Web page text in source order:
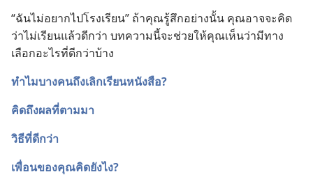
“ฉัน​ไม่​อยาก​ไป​โรง​เรียน” ถ้า​คุณ​รู้สึก​อย่าง​นั้น คุณ​อาจ​จะ​คิด​
ว่า​ไม่​เรียน​แล้ว​ดี​กว่า บทความ​นี้​จะ​ช่วย​ให้​คุณ​เห็น​ว่า​มี​ทาง​
เลือก​อะไร​ที่​ดี​กว่า​บ้าง
ทำไม​บาง​คน​ถึง​เลิก​เรียน​หนังสือ?
คิด​ถึง​ผล​ที่​ตาม​มา
วิธี​ที่​ดี​กว่า
เพื่อน​ของ​คุณ​คิด​ยัง​ไง?